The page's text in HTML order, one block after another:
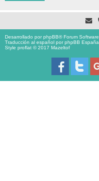
Desarrollado porphpBB® Forum
Traducción al español porphpBB España
Style proflat © 2017 Mazeltof